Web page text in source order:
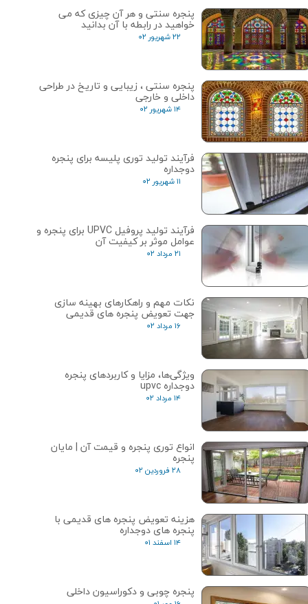
پنجره سنتی و هر آن چیزی که می
خواهید در رابطه با آن بدانید
۲۲ شهریور ۰۲
پنجره‌ سنتی ، زیبایی و تاریخ در طراحی
داخلی و خارجی
۱۴ شهریور ۰۲
فرآیند تولید توری پلیسه برای پنجره
دوجداره
۱۱ شهریور ۰۲
فرآیند تولید پروفیل UPVC برای پنجره و
عوامل موثر بر کیفیت آن
۲۱ مرداد ۰۲
نکات مهم و راهکارهای بهینه سازی
جهت تعویض پنجره های قدیمی
۱۶ مرداد ۰۲
ویژگی‌ها، مزایا و کاربردهای پنجره
دوجداره upvc
۱۴ مرداد ۰۲
انواع توری پنجره و قیمت آن | مایان
پنجره
۲۸ فروردین ۰۲
هزینه تعویض پنجره های قدیمی با
پنجره های دوجداره
۱۴ اسفند ۰۱
پنجره چوبی و دکوراسیون داخلی